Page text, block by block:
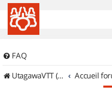
FAQ
UtagawaVTT (Randos VTT et VTTAE avec traces GPS)
Accueil